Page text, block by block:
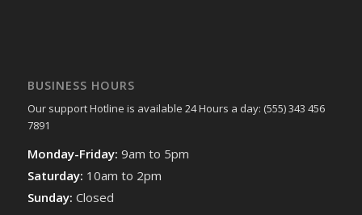
BUSINESS HOURS
Our support Hotline is available 24 Hours a day: (555) 343 456
7891
Monday-Friday: 9am to 5pm
Saturday: 10am to 2pm
Sunday: Closed